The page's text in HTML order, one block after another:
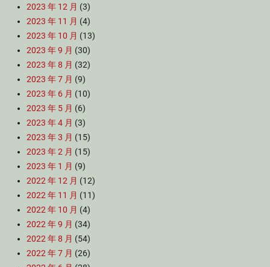
2023 年 12 月 (3)
2023 年 11 月 (4)
2023 年 10 月 (13)
2023 年 9 月 (30)
2023 年 8 月 (32)
2023 年 7 月 (9)
2023 年 6 月 (10)
2023 年 5 月 (6)
2023 年 4 月 (3)
2023 年 3 月 (15)
2023 年 2 月 (15)
2023 年 1 月 (9)
2022 年 12 月 (12)
2022 年 11 月 (11)
2022 年 10 月 (4)
2022 年 9 月 (34)
2022 年 8 月 (54)
2022 年 7 月 (26)